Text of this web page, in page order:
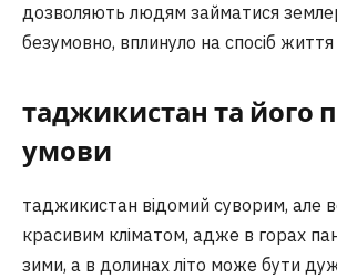
дозволяють людям займатися
безумовно, вплинуло на спосіб
таджикистан та його
умови
таджикистан відомий суворим, але
красивим кліматом, адже в горах
зими, а в долинах літо може бути